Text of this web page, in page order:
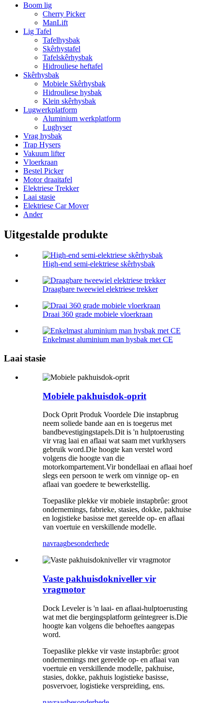
Boom lig
Cherry Picker
ManLift
Lig Tafel
Tafelhysbak
Skêrhystafel
Tafelskêrhysbak
Hidrouliese heftafel
Skêrhysbak
Mobiele Skêrhysbak
Hidrouliese hysbak
Klein skêrhysbak
Lugwerkplatform
Aluminium werkplatform
Lughyser
Vrag hysbak
Trap Hysers
Vakuum lifter
Vloerkraan
Bestel Picker
Motor draaitafel
Elektriese Trekker
Laai stasie
Elektriese Car Mover
Ander
Uitgestalde produkte
High-end semi-elektriese skêrhysbak
Draagbare tweewiel elektriese trekker
Draai 360 grade mobiele vloerkraan
Enkelmast aluminium man hysbak met CE
Laai stasie
Mobiele pakhuisdok-oprit
Dock Oprit Produk Voordele Die instapbrug
neem soliede bande aan en is toegerus met
bandbevestigingstapels.Dit is 'n hulptoerusting
vir vrag laai en aflaai wat saam met vurkhysers
gebruik word.Die hoogte kan verstel word
volgens die hoogte van die
motorkompartement.Vir bondellaai en aflaai hoef
slegs een persoon te werk om vinnige op- en
aflaai van goedere te bewerkstellig.
Toepaslike plekke vir mobiele instapbrûe: groot
ondernemings, fabrieke, stasies, dokke, pakhuise
en logistieke basisse met gereelde op- en aflaai
van voertuie en verskillende modelle.
navraagbesonderhede
Vaste pakhuisdokniveller vir
vragmotor
Dock Leveler is 'n laai- en aflaai-hulptoerusting
wat met die bergingsplatform geïntegreer is.Die
hoogte kan volgens die behoeftes aangepas
word.
Toepaslike plekke vir vaste instapbrûe: groot
ondernemings met gereelde op- en aflaai van
voertuie en verskillende modelle, pakhuise,
stasies, dokke, pakhuis logistieke basisse,
posvervoer, logistieke verspreiding, ens.